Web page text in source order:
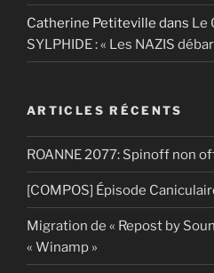
Catherine Petiteville dans Le
SYLPHIDE : « Les NAZIS
ARTICLES RÉCENTS
ROANNE 2077: Spinoff non
[COMPOS] Épisode
Migration de « Repost by
« Winamp »